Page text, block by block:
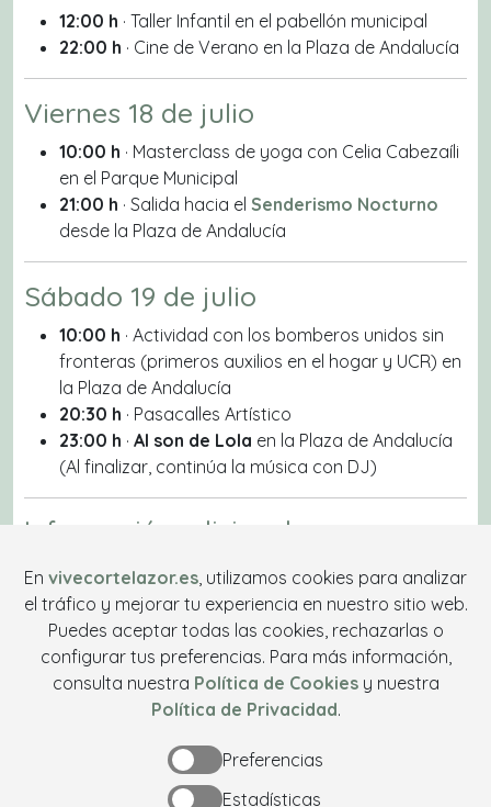
12:00 h · Taller Infantil en el pabellón municipal
22:00 h · Cine de Verano en la Plaza de Andalucía
Viernes 18 de julio
10:00 h · Masterclass de yoga con Celia Cabezaíli
en el Parque Municipal
21:00 h · Salida hacia el Senderismo Nocturno
desde la Plaza de Andalucía
Sábado 19 de julio
10:00 h · Actividad con los bomberos unidos sin
fronteras (primeros auxilios en el hogar y UCR) en
la Plaza de Andalucía
20:30 h · Pasacalles Artístico
23:00 h · Al son de Lola en la Plaza de Andalucía
(Al finalizar, continúa la música con DJ)
Información adicional
Horario de apertura del museo: de 19:00 a 21:00
h
¡Te esperamos!
Vive una semana repleta de cultura, convivencia y
vuelve a ser punto de encuentro este verano. No
En vivecortelazor.es, utilizamos cookies para analizar
el tráfico y mejorar tu experiencia en nuestro sitio web.
Puedes aceptar todas las cookies, rechazarlas o
configurar tus preferencias. Para más información,
consulta nuestra Política de Cookiesy nuestra
Política de Privacidad.
Preferencias
Estadísticas